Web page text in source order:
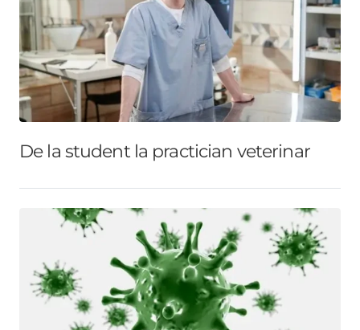
De la student la practician veterinar